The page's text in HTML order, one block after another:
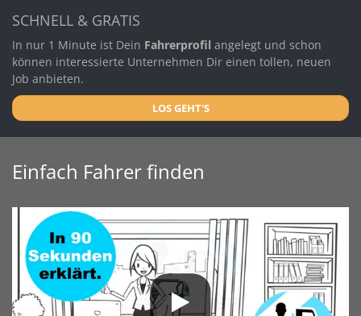
SCHNELL & GRATIS
In nur 1 Minute ist Dein Fahrerprofil angelegt und schon
können interessierte Unternehmen Dir einen tollen, neuen
Job anbieten.
LOS GEHT'S
Einfach Fahrer finden